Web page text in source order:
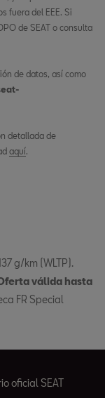
fuera del EEE. Si
de SEAT o consulta
de datos, así como
detallada de
aquí.
g/km (WLTP).
válida hasta
FR Special
oficial SEAT